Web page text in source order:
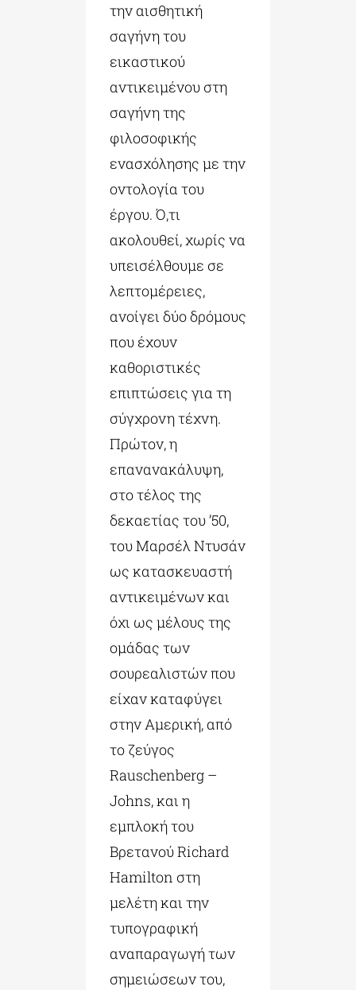
την αισθητική
σαγήνη του
εικαστικού
αντικειμένου στη
σαγήνη της
φιλοσοφικής
ενασχόλησης με την
οντολογία του
έργου. Ό,τι
ακολουθεί, χωρίς να
υπεισέλθουμε σε
λεπτομέρειες,
ανοίγει δύο δρόμους
που έχουν
καθοριστικές
επιπτώσεις για τη
σύγχρονη τέχνη.
Πρώτον, η
επανανακάλυψη,
στο τέλος της
δεκαετίας του ’50,
του Μαρσέλ Ντυσάν
ως κατασκευαστή
αντικειμένων και
όχι ως μέλους της
ομάδας των
σουρεαλιστών που
είχαν καταφύγει
στην Αμερική, από
το ζεύγος
Rauschenberg –
Johns, και η
εμπλοκή του
Βρετανού Richard
Hamilton στη
μελέτη και την
τυπογραφική
αναπαραγωγή των
σημειώσεων του,